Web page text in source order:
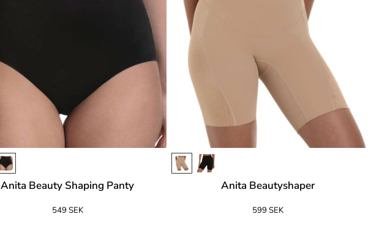
Anita Beauty Shaping Panty
549 SEK
Anita Beautyshaper
599 SEK